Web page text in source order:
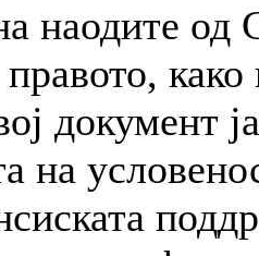
наодите
документ
на